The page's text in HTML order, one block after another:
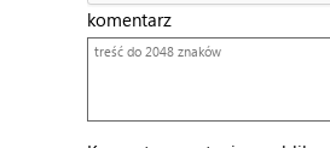
komentarz